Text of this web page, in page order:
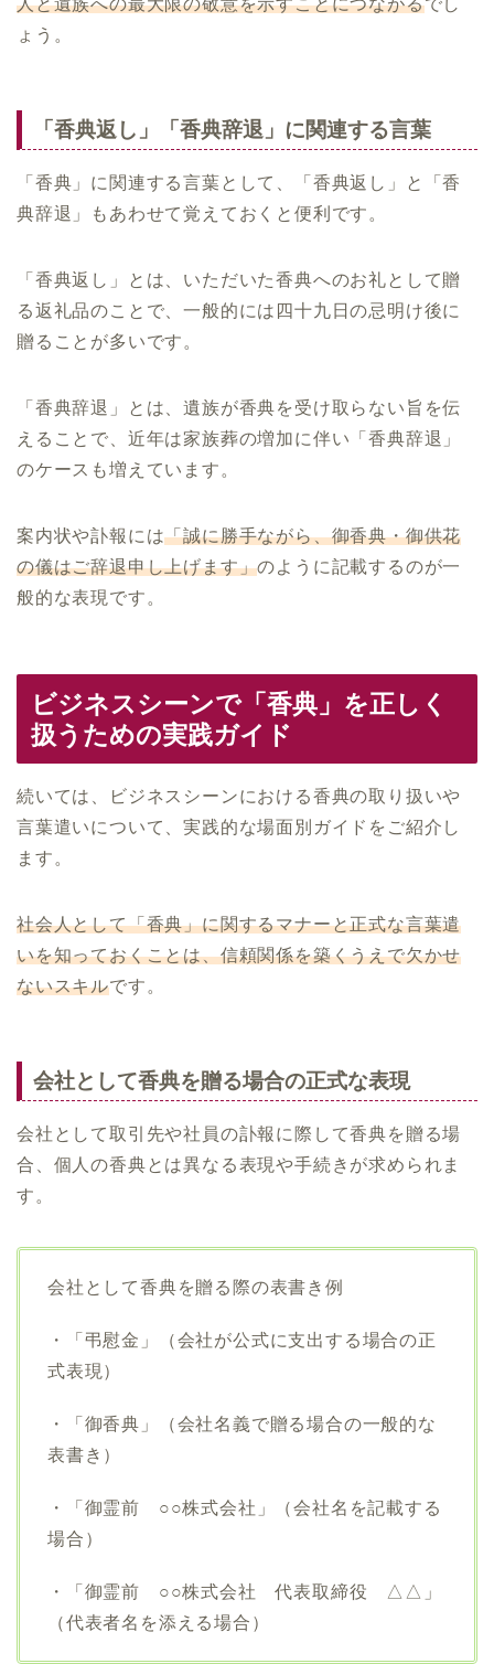
ょう。
「香典返し」「香典辞退」に関連する言葉
「香典」に関連する言葉として、「香典返し」と「香
典辞退」もあわせて覚えておくと便利です。
「香典返し」とは、いただいた香典へのお礼として贈
る返礼品のことで、一般的には四十九日の忌明け後に
贈ることが多いです。
「香典辞退」とは、遺族が香典を受け取らない旨を伝
えることで、近年は家族葬の増加に伴い「香典辞退」
のケースも増えています。
案内状や訃報には「誠に勝手ながら、御香典・御供花
の儀はご辞退申し上げます」のように記載するのが一
般的な表現です。
ビジネスシーンで「香典」を正しく
扱うための実践ガイド
続いては、ビジネスシーンにおける香典の取り扱いや
言葉遣いについて、実践的な場面別ガイドをご紹介し
ます。
社会人として「香典」に関するマナーと正式な言葉遣
いを知っておくことは、信頼関係を築くうえで欠かせ
ないスキルです。
会社として香典を贈る場合の正式な表現
会社として取引先や社員の訃報に際して香典を贈る場
合、個人の香典とは異なる表現や手続きが求められま
す。
会社として香典を贈る際の表書き例
・「弔慰金」（会社が公式に支出する場合の正
式表現）
・「御香典」（会社名義で贈る場合の一般的な
表書き）
・「御霊前 ○○株式会社」（会社名を記載する
場合）
・「御霊前 ○○株式会社 代表取締役 △△」
（代表者名を添える場合）